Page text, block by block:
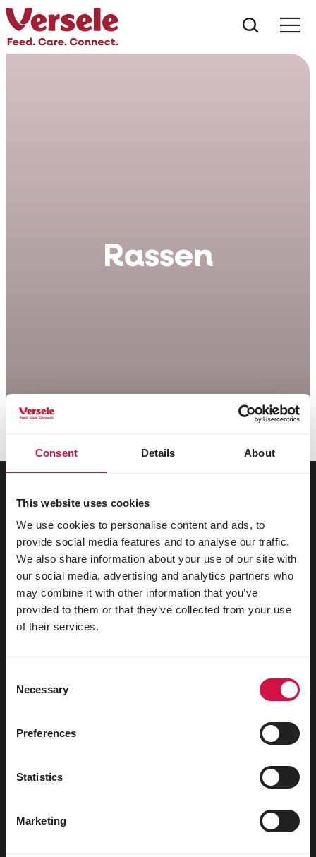
Consent Details About
This website uses cookies
We use cookies to personalise content and ads, to
provide social media features and to analyse our traffic.
We also share information about your use of our site with
our social media, advertising and analytics partners who
may combine it with other information that you’ve
provided to them or that they’ve collected from your use
of their services.
Selection
Necessary
Preferences
Statistics
Marketing
Rassen
Voor jouw dier
Siervogels
Buitenvogels
Steltlopers & loopvogels
Sierduiven
Fretten
Reptielen